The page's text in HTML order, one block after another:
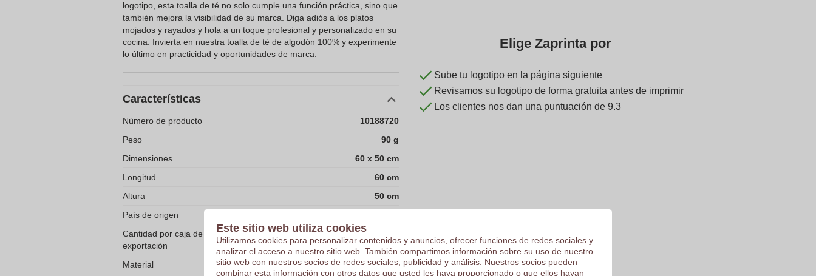
logotipo, esta toalla de té no solo cumple una función práctica, sino que
también mejora la visibilidad de su marca. Diga adiós a los platos
mojados y rayados y hola a un toque profesional y personalizado en su
cocina. Invierta en nuestra toalla de té de algodón 100% y experimente
lo último en practicidad y oportunidades de marca.
Características
Número de producto
10188720
Peso
90 g
Dimensiones
60 x 50 cm
Longitud
60 cm
Altura
50 cm
País de origen
Cantidad por caja de
exportación
Material
100% algodón
Elige Zaprinta por
Sube tu logotipo en la página siguiente
Revisamos su logotipo de forma gratuita antes de imprimir
Los clientes nos dan una puntuación de 9.3
Este sitio web utiliza cookies
Utilizamos cookies para personalizar contenidos y anuncios, ofrecer funciones de redes sociales y
analizar el acceso a nuestro sitio web. También compartimos información sobre su uso de nuestro
sitio web con nuestros socios de redes sociales, publicidad y análisis. Nuestros socios pueden
combinar esta información con otros datos que usted les haya proporcionado o que ellos hayan